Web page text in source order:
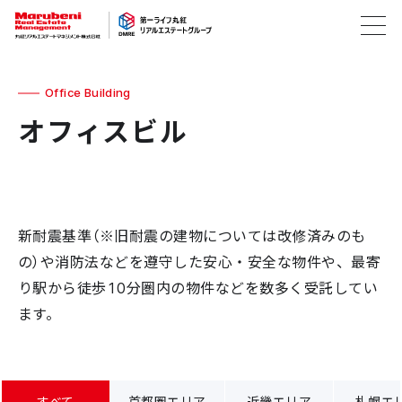
Office Building
オフィスビル
新耐震基準（※旧耐震の建物については改修済みのも
の）や消防法などを遵守した安心・安全な物件や、最寄
り駅から徒歩10分圏内の物件などを数多く受託してい
ます。